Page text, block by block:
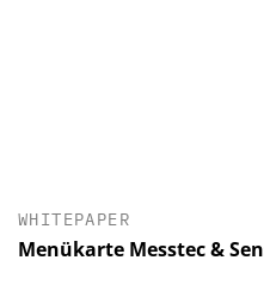
WHITEPAPER
Menükarte Messtec &